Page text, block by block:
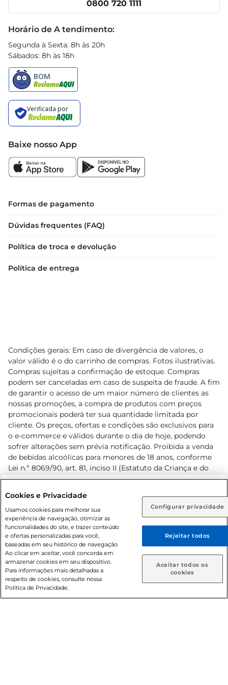
Rio de Janeiro (RJ) Goiás (GO)
Ou
Caso queira comprar online, informe como deseja receber
suas compras:
Entrega em casa Retire em Loja
0800 720 1111
Horário de A tendimento:
Segunda à Sexta: 8h às 20h
Sábados: 8h às 18h
Baixe nosso App
Formas de pagamento
Dúvidas frequentes (FAQ)
Política de troca e devolução
Política de entrega
Condições gerais: Em caso de divergência de valores, o
valor válido é o do carrinho de compras. Fotos ilustrativas.
Compras sujeitas a confirmação de estoque. Compras
podem ser canceladas em caso de suspeita de fraude. A fim
de garantir o acesso de um maior número de clientes as
nossas promoções, a compra de produtos com preços
promocionais poderá ter sua quantidade limitada por
cliente. Os preços, ofertas e condições são exclusivos para
o e-commerce e válidos durante o dia de hoje, podendo
sofrer alterações sem prévia notificação. Proibida a venda
de bebidas alcoólicas para menores de 18 anos, conforme
Lei n.º 8069/90, art. 81, inciso II (Estatuto da Criança e do
Adolescente). Preços e condições exclusivos para o
prévio. O valor mínimo para as compras on-line é de R$
80,00.
© 2026 Copyright. Todos os direitos
reservados Prezunic.
Cookies e Privacidade
Usamos cookies para melhorar sua
experiência de navegação, otimizar as
funcionalidades do site, e trazer conteúdo
e ofertas personalizadas para você,
baseadas em seu histórico de navegação.
Ao clicar em aceitar, você concorda em
armazenar cookies em seu dispositivo.
Para informações mais detalhadas a
respeito de cookies, consulte nossa
Política de Privacidade.
Configurar privacidade
Rejeitar todos
Aceitar todos os
cookies